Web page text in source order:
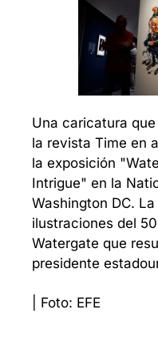
Una caricatura
la revista Time en
la exposición
Intrigue" en la
Washington DC.
ilustraciones del
Watergate que
presidente
| Foto: EFE